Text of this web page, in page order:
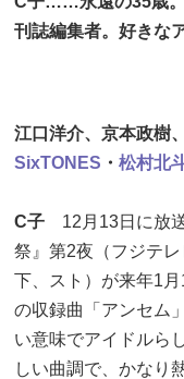
刊誌編集者。好きな
江口洋介、京本政樹
SixTONES ・ 松村北
C子 12月13日に放
祭』第2夜（フジテ
下、スト）が来年1
の収録曲「アンセム
い意味でアイドルら
しい曲調で、かなり